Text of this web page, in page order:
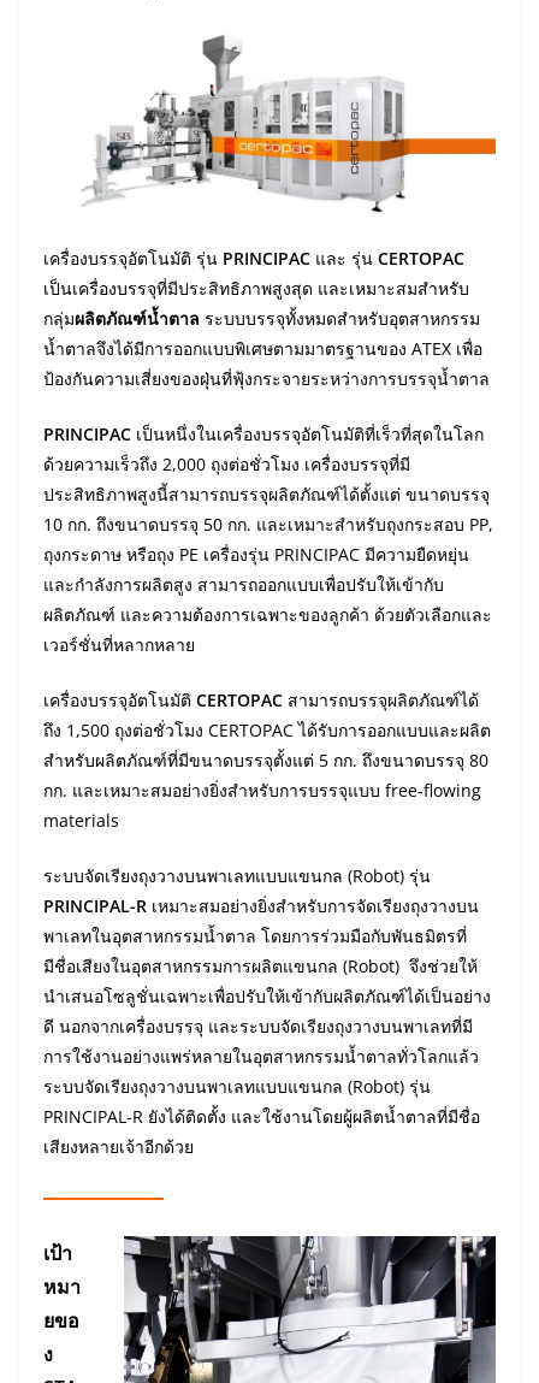
เครื่องบรรจุอัตโนมัติ รุ่น PRINCIPAC และ รุ่น CERTOPAC
เป็นเครื่องบรรจุที่มีประสิทธิภาพสูงสุด และเหมาะสมสำหรับ
กลุ่มผลิตภัณฑ์น้ำตาล ระบบบรรจุทั้งหมดสำหรับอุตสาหกรรม
น้ำตาลจึงได้มีการออกแบบพิเศษตามมาตรฐานของ ATEX เพื่อ
ป้องกันความเสี่ยงของฝุ่นที่ฟุ้งกระจายระหว่างการบรรจุน้ำตาล
PRINCIPAC เป็นหนึ่งในเครื่องบรรจุอัตโนมัติที่เร็วที่สุดในโลก
ด้วยความเร็วถึง 2,000 ถุงต่อชั่วโมง เครื่องบรรจุที่มี
ประสิทธิภาพสูงนี้สามารถบรรจุผลิตภัณฑ์ได้ตั้งแต่ ขนาดบรรจุ
10 กก. ถึงขนาดบรรจุ 50 กก. และเหมาะสำหรับถุงกระสอบ PP,
ถุงกระดาษ หรือถุง PE เครื่องรุ่น PRINCIPAC มีความยืดหยุ่น
และกำลังการผลิตสูง สามารถออกแบบเพื่อปรับให้เข้ากับ
ผลิตภัณฑ์ และความต้องการเฉพาะของลูกค้า ด้วยตัวเลือกและ
เวอร์ชั่นที่หลากหลาย
เครื่องบรรจุอัตโนมัติ CERTOPAC สามารถบรรจุผลิตภัณฑ์ได้
ถึง 1,500 ถุงต่อชั่วโมง CERTOPAC ได้รับการออกแบบและผลิต
สำหรับผลิตภัณฑ์ที่มีขนาดบรรจุตั้งแต่ 5 กก. ถึงขนาดบรรจุ 80
กก. และเหมาะสมอย่างยิ่งสำหรับการบรรจุแบบ free-flowing
materials
ระบบจัดเรียงถุงวางบนพาเลทแบบแขนกล (Robot) รุ่น
PRINCIPAL-R เหมาะสมอย่างยิ่งสำหรับการจัดเรียงถุงวางบน
พาเลทในอุตสาหกรรมน้ำตาล โดยการร่วมมือกับพันธมิตรที่
มีชื่อเสียงในอุตสาหกรรมการผลิตแขนกล (Robot) จึงช่วยให้
นำเสนอโซลูชั่นเฉพาะเพื่อปรับให้เข้ากับผลิตภัณฑ์ได้เป็นอย่าง
ดี นอกจากเครื่องบรรจุ และระบบจัดเรียงถุงวางบนพาเลทที่มี
การใช้งานอย่างแพร่หลายในอุตสาหกรรมน้ำตาลทั่วโลกแล้ว
ระบบจัดเรียงถุงวางบนพาเลทแบบแขนกล (Robot) รุ่น
PRINCIPAL-R ยังได้ติดตั้ง และใช้งานโดยผู้ผลิตน้ำตาลที่มีชื่อ
เสียงหลายเจ้าอีกด้วย
เป้า
หมา
ยขอ
ง